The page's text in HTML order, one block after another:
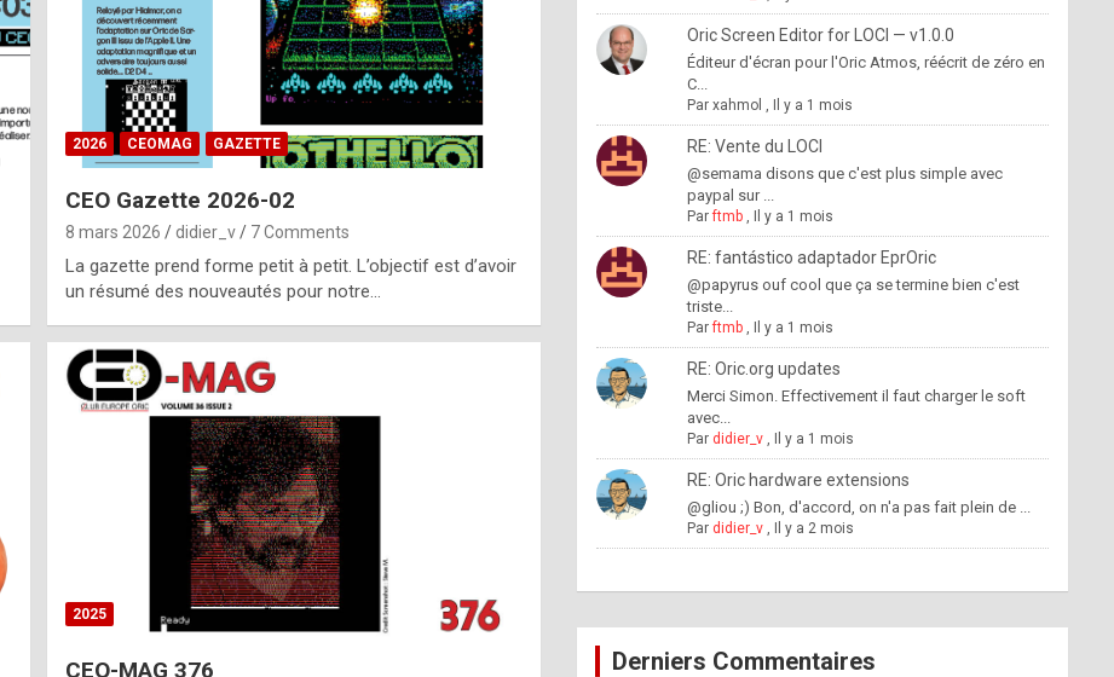
2026 CEOMAG GAZETTE
CEO Gazette 2026-02
8 mars 2026 didier_v 7 Comments
La gazette prend forme petit à petit. L’objectif est d’avoir
un résumé des nouveautés pour notre…
2025
CEO-MAG 376
Oric Screen Editor for LOCI — v1.0.0
Éditeur d'écran pour l'Oric Atmos, réécrit de zéro en
C...
Par xahmol , Il y a 1 mois
RE: Vente du LOCI
@semama disons que c'est plus simple avec
paypal sur ...
Parftmb, Il y a 1 mois
RE: fantástico adaptador EprOric
@papyrus ouf cool que ça se termine bien c'est
triste...
Parftmb, Il y a 1 mois
RE: Oric.org updates
Merci Simon. Effectivement il faut charger le soft
avec...
Par didier_v, Il y a 1 mois
RE: Oric hardware extensions
@gliou ;) Bon, d'accord, on n'a pas fait plein de ...
Par didier_v, Il y a 2 mois
Derniers Commentaires